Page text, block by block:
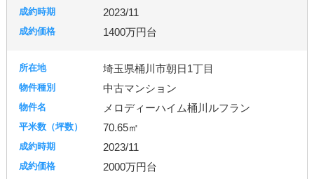
2023/11
1400万円台
埼玉県桶川市朝日1丁目
中古マンション
メロディーハイム桶川ルフラン
70.65㎡
2023/11
2000万円台